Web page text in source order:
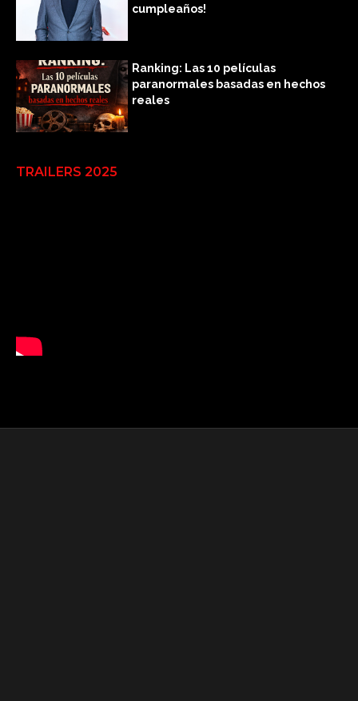
cumpleaños!
Ranking: Las 10 películas
paranormales basadas en hechos
reales
TRAILERS 2025